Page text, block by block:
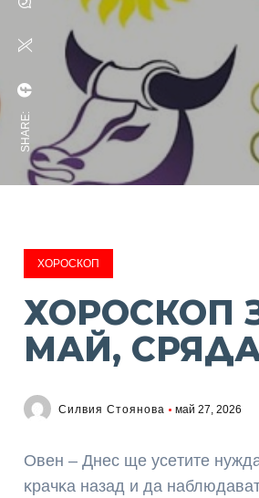
SHARE:
ХОРОСКОП
ХОРОСКОП
МАЙ,
Силвия Стоянова май 27, 2026
Oвeн – Днec щe yceтитe
ĸpaчĸa нaзaд и дa